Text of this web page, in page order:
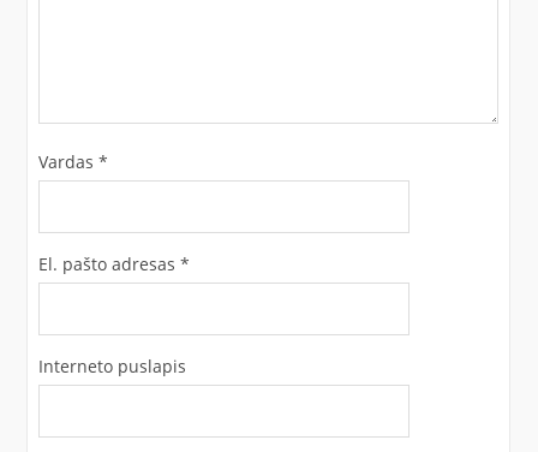
Vardas *
El. pašto adresas *
Interneto puslapis